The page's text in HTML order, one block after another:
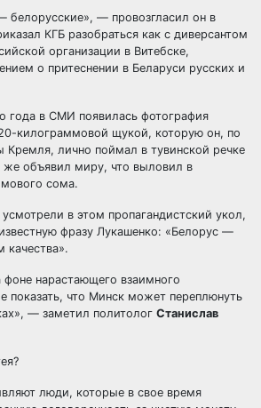
— провозгласил он в
КГБ разобраться как с диверсантом
организации в Витебске,
о притеснении в Беларуси русских и
года в СМИ появилась фотография
килограммовой щукой, которую он, по
лично поймал в тувинской речке
же объявил миру, что выловил в
сома.
в этом пропагандистский укол,
фразу Лукашенко: «Белорус —
качества».
нарастающего взаимного
показать, что Минск может переплюнуть
— заметил политолог Станислав
люди, которые в свое время